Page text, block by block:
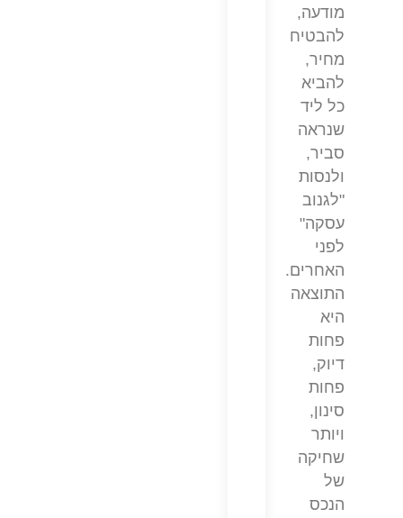
מודעה,
להבטיח
מחיר,
להביא
כל ליד
שנראה
סביר,
ולנסות
"לגנוב
עסקה"
לפני
האחרים.
התוצאה
היא
פחות
דיוק,
פחות
סינון,
ויותר
שחיקה
של
הנכס